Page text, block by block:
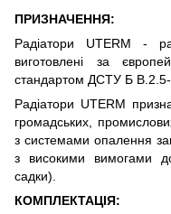
ПРИЗНАЧЕННЯ:
Радіатори UTERM -
виготовлені за
стандартом ДСТУ Б В.2.5-
Радіатори UTERM
громадських,
з системами опалення
з високими вимогами до
садки).
КОМПЛЕКТАЦІЯ: